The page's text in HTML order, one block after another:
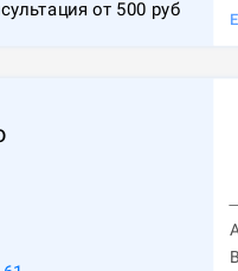
от 500 руб